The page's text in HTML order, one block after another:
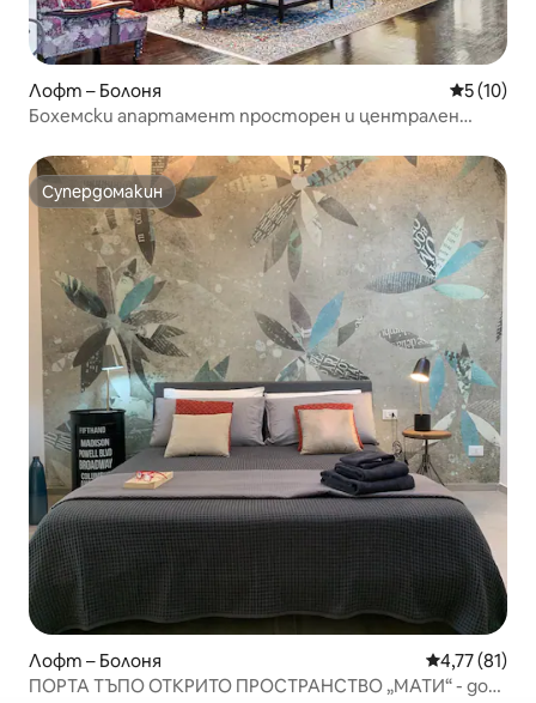
Лофт – Болоня Средна
5 (10)
Бохемски апартамент просторен и централен
Супердомакин
Супердомакин
Лофт – Болоня Средна
4,77 (81)
ПОРТА ТЪПО ОТКРИТО ПРОСТРАНСТВО „МАТИ“ - дом